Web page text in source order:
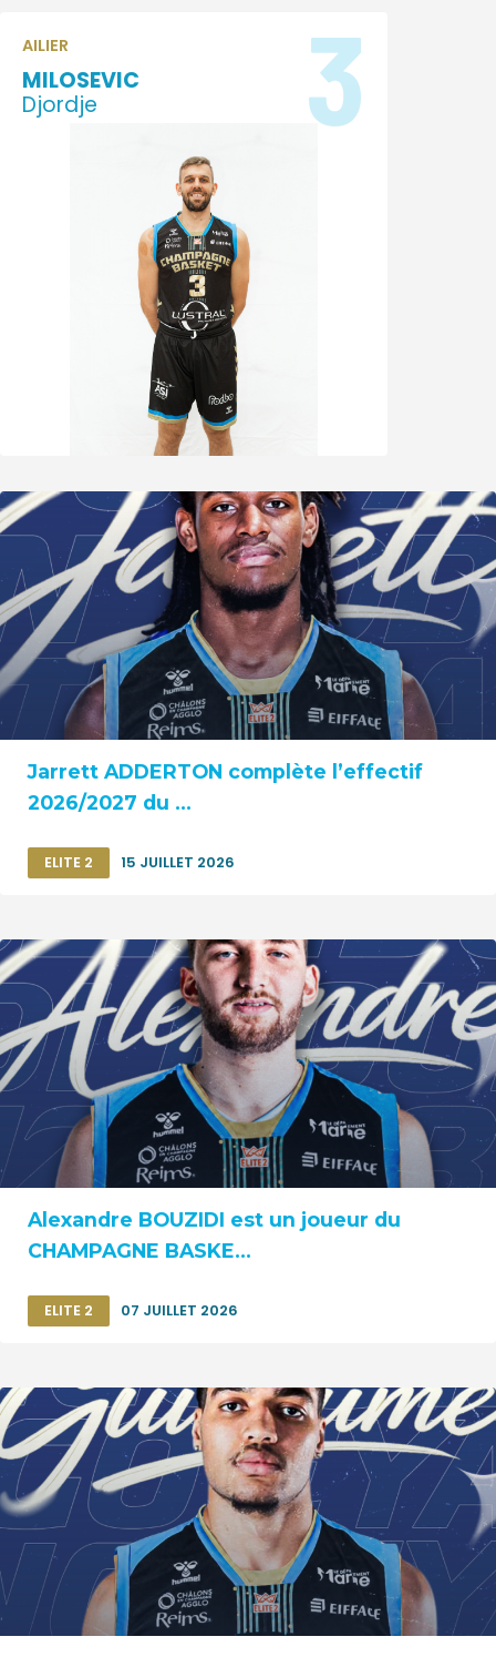
AILIER
MILOSEVIC
Djordje
3
Jarrett ADDERTON complète l’effectif
2026/2027 du ...
ELITE 2 15 JUILLET 2026
Alexandre BOUZIDI est un joueur du
CHAMPAGNE BASKE...
ELITE 2 07 JUILLET 2026